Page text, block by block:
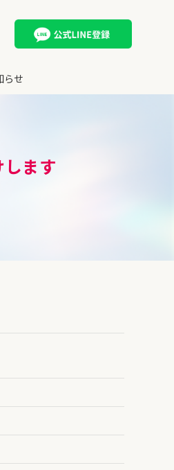
らせ
ます